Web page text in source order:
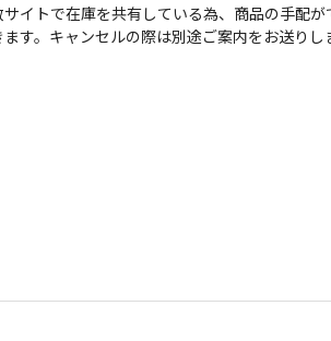
イトで在庫を共有している為、商品の手配が
す。キャンセルの際は別途ご案内をお送りし